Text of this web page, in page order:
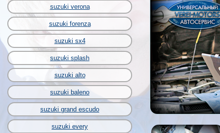
suzuki verona
suzuki forenza
suzuki sx4
suzuki splash
suzuki alto
suzuki baleno
suzuki grand escudo
suzuki every